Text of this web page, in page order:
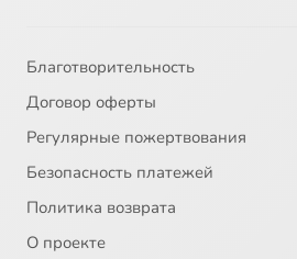
Благотворительность
Договор оферты
Регулярные пожертвования
Безопасность платежей
Политика возврата
О проекте